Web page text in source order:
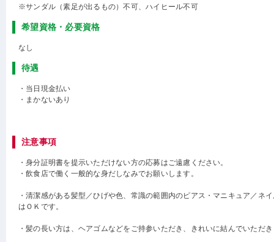
※サンダル（素足が出るもの）不可、ハイヒール不可
希望資格・必要資格
なし
待遇
・当日現金払い
・まかないあり
注意事項
・身分証明書を提示いただけない方の応募はご遠慮ください。
・飲食店で働く一般的な身だしなみでお願いします。
・清潔感がある髪型／ひげや色、常識の範囲内のピアス・マニキュア／ネ
はＯＫです。
・髪の長い方は、ヘアゴムなどをご持参いただき、きれいに結んでいただ